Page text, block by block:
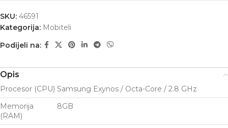
SKU: 46591
Kategorija: Mobiteli
Podijeli na:
Opis
Procesor (CPU) Samsung Exynos / Octa-Core / 2.8 GHz
Memorija
(RAM)
8GB